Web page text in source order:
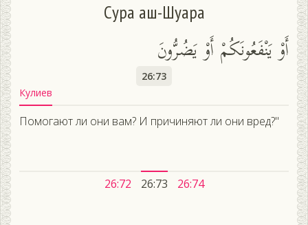
Сура аш-Шуара
أَوْ يَنْفَعُونَكُمْ أَوْ يَضُرُّونَ
26:73
Кулиев
Помогают ли они вам? И причиняют ли они вред?"
26:72 26:73 26:74